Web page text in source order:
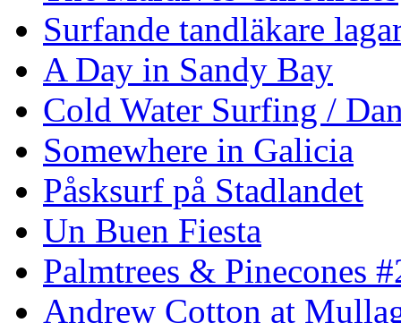
Surfande tandläkare
A Day in Sandy Bay
Cold Water Surfing /
Somewhere in Galicia
Påsksurf på Stadlandet
Un Buen Fiesta
Palmtrees & Pinecones
Andrew Cotton at